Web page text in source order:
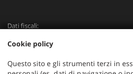
Dati fiscali:
Via Nazionale, 171 PD - 36056 Tezze sul
Registro delle imprese:PD
Cookie policy
Questo sito e gli strumenti terzi in